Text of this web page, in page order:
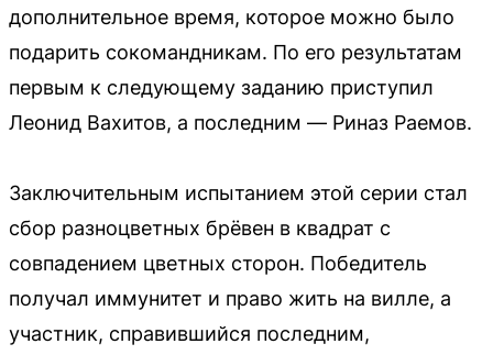
дополнительное время, которое можно было
подарить сокомандникам. По его результатам
первым к следующему заданию приступил
Леонид Вахитов, а последним — Риназ Раемов.
Заключительным испытанием этой серии стал
сбор разноцветных брёвен в квадрат с
совпадением цветных сторон. Победитель
получал иммунитет и право жить на вилле, а
участник, справившийся последним,